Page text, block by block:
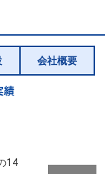
会社概要
14